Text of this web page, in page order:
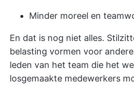
Minder moreel en
En dat is nog niet alles.
belasting vormen voor
leden van het team die het
losgemaakte medewerkers